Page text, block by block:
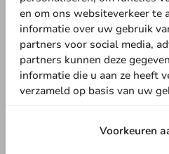
Best verkocht
Deksel zwart (PS) voor
⌀70.3mm/6oz-7oz - 1.000
en om ons websiteverkeer te
informatie over uw gebruik
partners voor social media,
partners kunnen deze
informatie die u aan ze heeft
verzameld op basis van uw
Voorkeuren